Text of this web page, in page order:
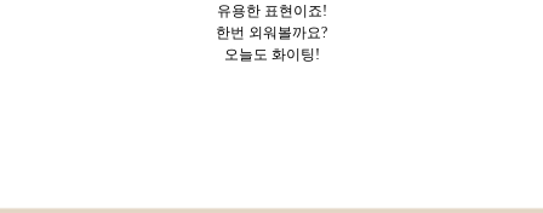
유용한 표현이죠!
한번 외워볼까요?
오늘도 화이팅!